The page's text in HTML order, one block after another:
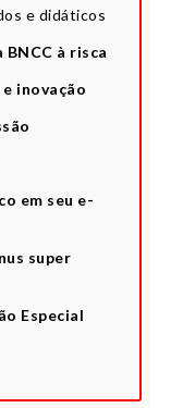
e didáticos
BNCC à risca
inovação
em seu e-
super
Especial